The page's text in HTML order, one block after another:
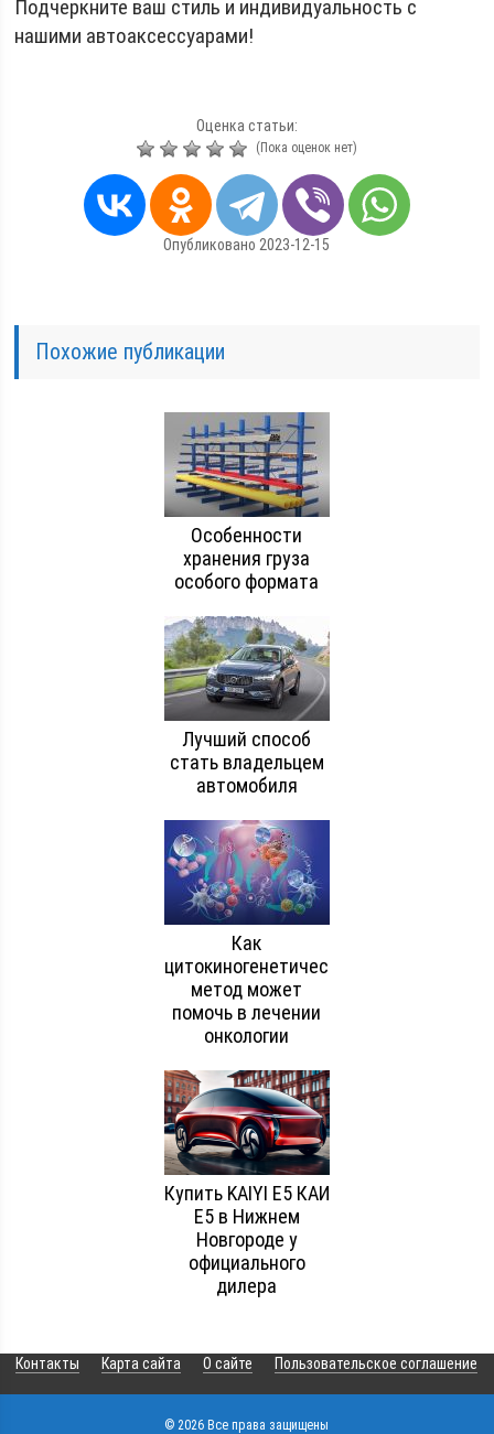
Подчеркните ваш стиль и индивидуальность с
нашими автоаксессуарами!
Оценка статьи:
(Пока оценок нет)
Опубликовано 2023-12-15
Похожие публикации
Особенности
хранения груза
особого формата
Лучший способ
стать владельцем
автомобиля
Как
цитокиногенетический
метод может
помочь в лечении
онкологии
Купить KAIYI E5 КАИ
E5 в Нижнем
Новгороде у
официального
дилера
Контакты Карта сайта О сайте Пользовательское соглашение
© 2026 Все права защищены